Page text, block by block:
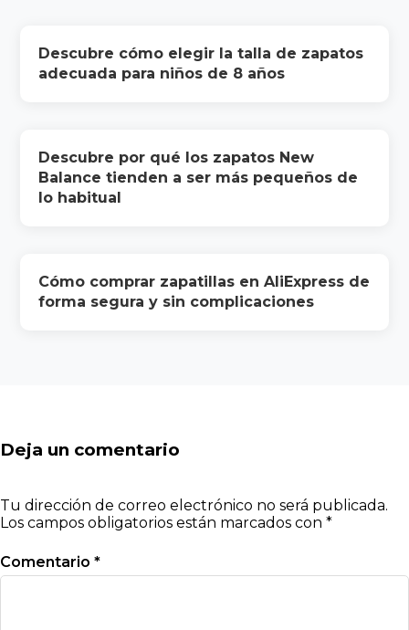
Descubre cómo elegir la talla de zapatos
adecuada para niños de 8 años
Descubre por qué los zapatos New
Balance tienden a ser más pequeños de
lo habitual
Cómo comprar zapatillas en AliExpress de
forma segura y sin complicaciones
Deja un comentario
Tu dirección de correo electrónico no será publicada.
Los campos obligatorios están marcados con *
Comentario *